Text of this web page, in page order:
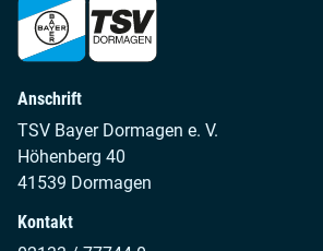
Anschrift
TSV Bayer Dormagen e. V.
Höhenberg 40
41539 Dormagen
Kontakt